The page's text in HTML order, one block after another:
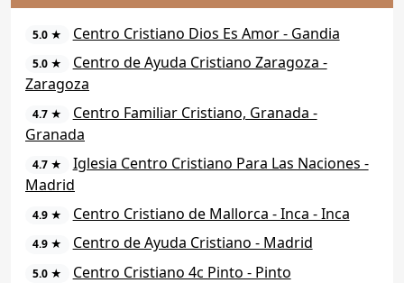
5.0 ★ Centro Cristiano Dios Es Amor - Gandia
5.0 ★
Centro de Ayuda Cristiano Zaragoza -
Zaragoza
4.7 ★
Centro Familiar Cristiano, Granada -
Granada
4.7 ★
Iglesia Centro Cristiano Para Las Naciones -
Madrid
4.9 ★ Centro Cristiano de Mallorca - Inca - Inca
4.9 ★ Centro de Ayuda Cristiano - Madrid
5.0 ★ Centro Cristiano 4c Pinto - Pinto